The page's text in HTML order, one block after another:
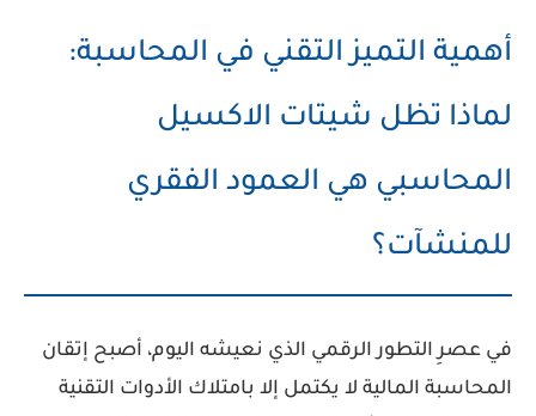
أهمية التميز التقني في المحاسبة:
لماذا تظل شيتات الاكسيل
المحاسبي هي العمود الفقري
للمنشآت؟
في عصرِ التطور الرقمي الذي نعيشه اليوم، أصبح إتقان
المحاسبة المالية لا يكتمل إلا بامتلاك الأدوات التقنية